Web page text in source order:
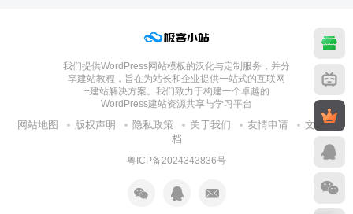
我们提供WordPress网站模板的汉化与定制服务，并分
享建站教程，旨在为站长和企业提供一站式的互联网
+建站解决方案。我们致力于构建一个卓越的
WordPress建站资源共享与学习平台
网站地图 版权声明 隐私政策 关于我们 友情申请
文章归
档
粤ICP备2024343836号